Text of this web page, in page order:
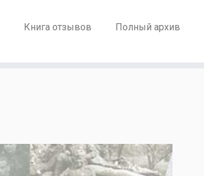
Книга отзывов Полный архив